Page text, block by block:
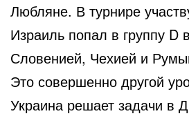
Любляне. В турнире
Израиль попал в группу D
Словенией, Чехией и
Это совершенно другой
Украина решает задачи в